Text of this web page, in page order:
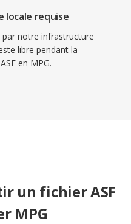
et les flux de
anciens.
locale requise
notre infrastructure
libre pendant la
en MPG.
un fichier ASF
MPG